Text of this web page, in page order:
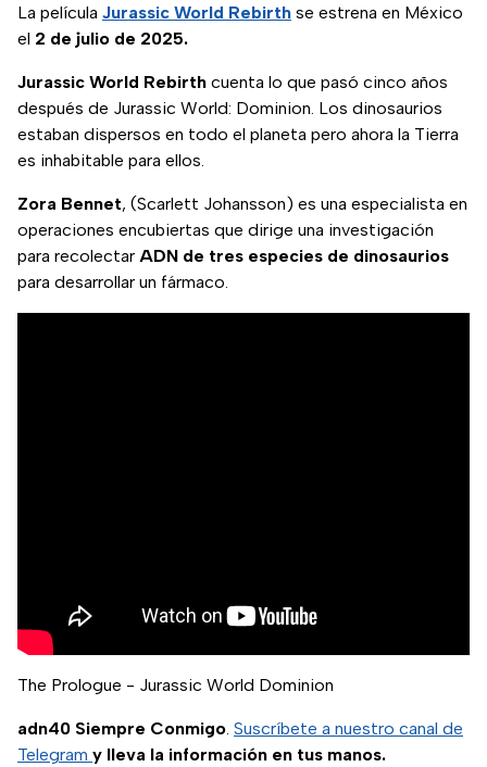
La película Jurassic World Rebirth se estrena en México
el 2 de julio de 2025.
Jurassic World Rebirth cuenta lo que pasó cinco años
después de Jurassic World: Dominion. Los dinosaurios
estaban dispersos en todo el planeta pero ahora la Tierra
es inhabitable para ellos.
Zora Bennet, (Scarlett Johansson) es una especialista en
operaciones encubiertas que dirige una investigación
para recolectar ADN de tres especies de dinosaurios
para desarrollar un fármaco.
The Prologue - Jurassic World Dominion
adn40 Siempre Conmigo. Suscríbete a nuestro canal de
Telegram y lleva la información en tus manos.